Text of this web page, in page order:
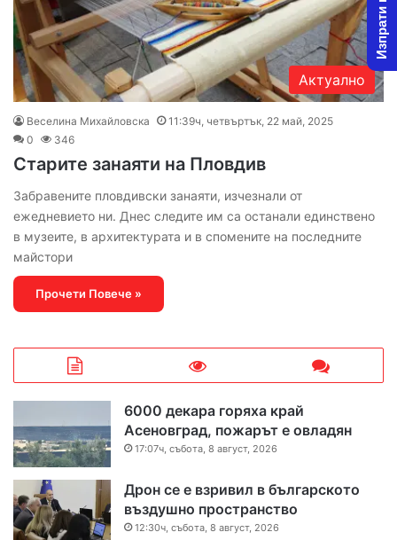
Актуално
Веселина Михайловска
11:39ч, четвъртък, 22 май, 2025
0
346
Старите занаяти на Пловдив
Забравените пловдивски занаяти, изчезнали от
ежедневието ни. Днес следите им са останали единствено
в музеите, в архитектурата и в спомените на последните
майстори
Прочети Повече »
6000 декара горяха край
Асеновград, пожарът е овладян
17:07ч, събота, 8 август, 2026
Дрон се е взривил в българското
въздушно пространство
12:30ч, събота, 8 август, 2026